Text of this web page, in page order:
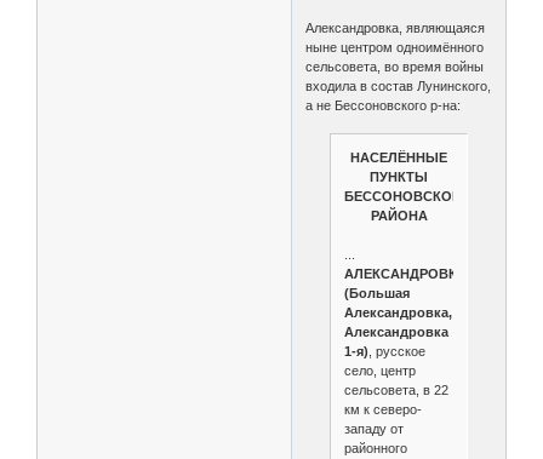
Александровка, являющаяся
ныне центром одноимённого
сельсовета, во время войны
входила в состав Лунинского,
а не Бессоновского р-на:
НАСЕЛЁННЫЕ
ПУНКТЫ
БЕССОНОВСКОГО
РАЙОНА
АЛЕКСАНДРОВКА
(Большая
Александровка,
Александровка
1-я) , русское
село, центр
сельсовета, в 22
км к северо-
западу от
районного